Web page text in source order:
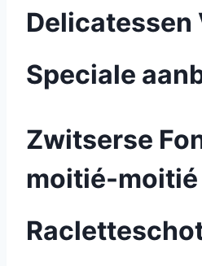
Delicatessen
Speciale
Zwitserse
moitié-moitié